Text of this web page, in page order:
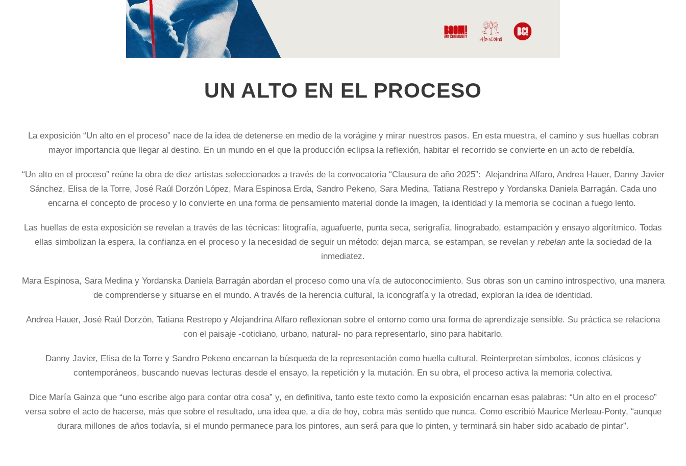
UN ALTO EN EL PROCESO
La exposición “Un alto en el proceso” nace de la idea de detenerse en medio de la vorágine y mirar nuestros pasos. En esta muestra, el camino y sus huellas cobran
mayor importancia que llegar al destino. En un mundo en el que la producción eclipsa la reflexión, habitar el recorrido se convierte en un acto de rebeldía.
“Un alto en el proceso” reúne la obra de diez artistas seleccionados a través de la convocatoria “Clausura de año 2025”: Alejandrina Alfaro, Andrea Hauer, Danny Javier
Sánchez, Elisa de la Torre, José Raúl Dorzón López, Mara Espinosa Erda, Sandro Pekeno, Sara Medina, Tatiana Restrepo y Yordanska Daniela Barragán. Cada uno
encarna el concepto de proceso y lo convierte en una forma de pensamiento material donde la imagen, la identidad y la memoria se cocinan a fuego lento.
Las huellas de esta exposición se revelan a través de las técnicas: litografía, aguafuerte, punta seca, serigrafía, linograbado, estampación y ensayo algorítmico. Todas
ellas simbolizan la espera, la confianza en el proceso y la necesidad de seguir un método: dejan marca, se estampan, se revelan y rebelan ante la sociedad de la
inmediatez.
Mara Espinosa, Sara Medina y Yordanska Daniela Barragán abordan el proceso como una vía de autoconocimiento. Sus obras son un camino introspectivo, una manera
de comprenderse y situarse en el mundo. A través de la herencia cultural, la iconografía y la otredad, exploran la idea de identidad.
Andrea Hauer, José Raúl Dorzón, Tatiana Restrepo y Alejandrina Alfaro reflexionan sobre el entorno como una forma de aprendizaje sensible. Su práctica se relaciona
con el paisaje -cotidiano, urbano, natural- no para representarlo, sino para habitarlo.
Danny Javier, Elisa de la Torre y Sandro Pekeno encarnan la búsqueda de la representación como huella cultural. Reinterpretan símbolos, iconos clásicos y
contemporáneos, buscando nuevas lecturas desde el ensayo, la repetición y la mutación. En su obra, el proceso activa la memoria colectiva.
Dice María Gainza que “uno escribe algo para contar otra cosa” y, en definitiva, tanto este texto como la exposición encarnan esas palabras: “Un alto en el proceso”
versa sobre el acto de hacerse, más que sobre el resultado, una idea que, a día de hoy, cobra más sentido que nunca. Como escribió Maurice Merleau-Ponty, “aunque
durara millones de años todavía, si el mundo permanece para los pintores, aun será para que lo pinten, y terminará sin haber sido acabado de pintar”.